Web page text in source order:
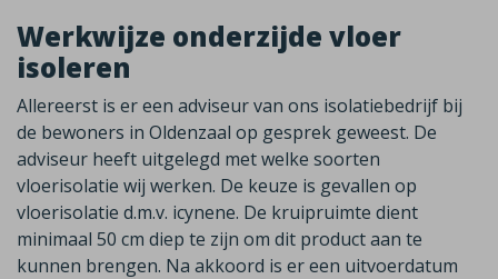
Werkwijze onderzijde vloer
isoleren
Allereerst is er een adviseur van ons isolatiebedrijf bij
de bewoners in Oldenzaal op gesprek geweest. De
adviseur heeft uitgelegd met welke soorten
vloerisolatie wij werken. De keuze is gevallen op
vloerisolatie d.m.v. icynene. De kruipruimte dient
minimaal 50 cm diep te zijn om dit product aan te
kunnen brengen. Na akkoord is er een uitvoerdatum